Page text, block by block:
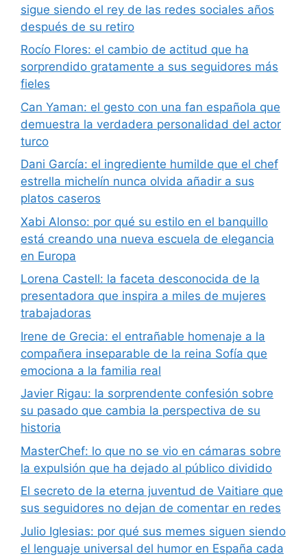
sigue siendo el rey de las redes sociales años
después de su retiro
Rocío Flores: el cambio de actitud que ha
sorprendido gratamente a sus seguidores más
fieles
Can Yaman: el gesto con una fan española que
demuestra la verdadera personalidad del actor
turco
Dani García: el ingrediente humilde que el chef
estrella michelín nunca olvida añadir a sus
platos caseros
Xabi Alonso: por qué su estilo en el banquillo
está creando una nueva escuela de elegancia
en Europa
Lorena Castell: la faceta desconocida de la
presentadora que inspira a miles de mujeres
trabajadoras
Irene de Grecia: el entrañable homenaje a la
compañera inseparable de la reina Sofía que
emociona a la familia real
Javier Rigau: la sorprendente confesión sobre
su pasado que cambia la perspectiva de su
historia
MasterChef: lo que no se vio en cámaras sobre
la expulsión que ha dejado al público dividido
El secreto de la eterna juventud de Vaitiare que
sus seguidores no dejan de comentar en redes
Julio Iglesias: por qué sus memes siguen siendo
el lenguaje universal del humor en España cada